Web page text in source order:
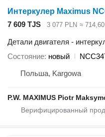
7 609 TJS 3 077 PLN ≈
Детали двигателя -
Состояние новый
Польша, Kargowa
P.W. MAXIMUS Piotr